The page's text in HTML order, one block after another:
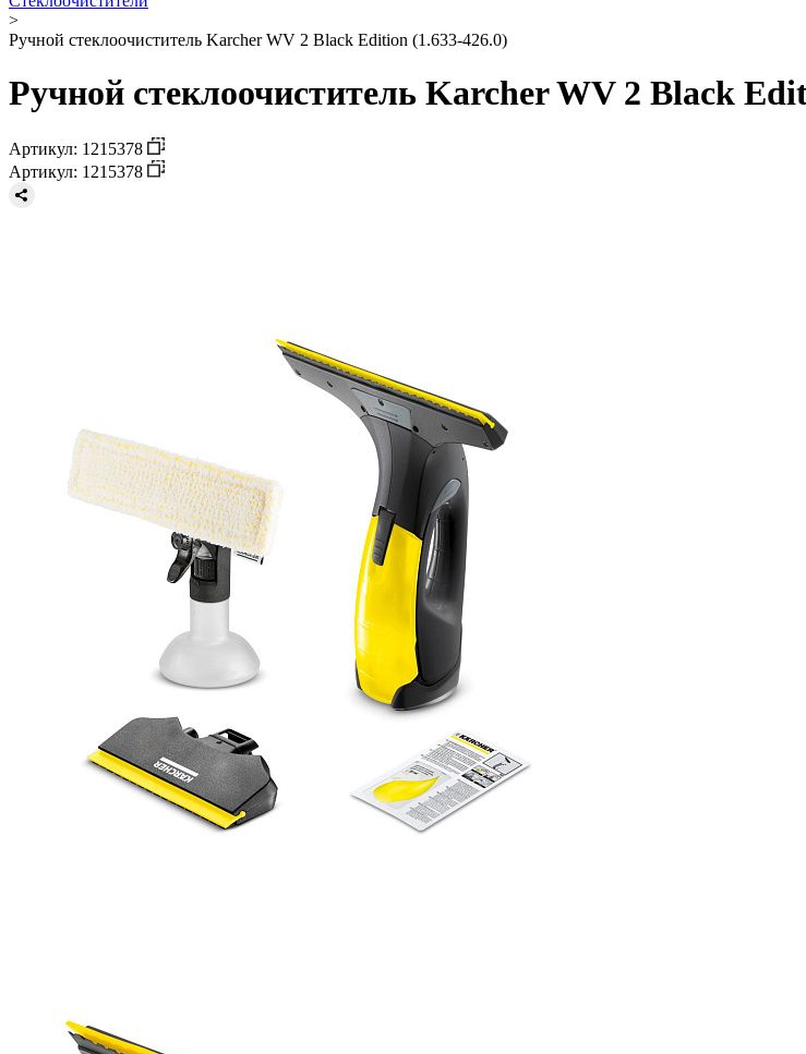
>
Ручной стеклоочиститель Karcher WV 2 Black Edition (1.633-426.0)
Ручной стеклоочиститель Karcher WV 2 Black
Артикул: 1215378
Артикул: 1215378